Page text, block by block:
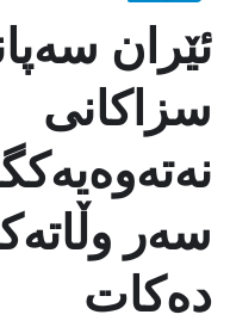
ئێران
سزاکانی
سەر
دەکات